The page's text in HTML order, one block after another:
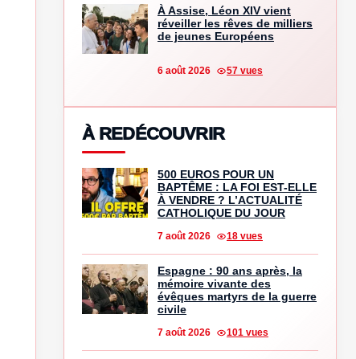
À Assise, Léon XIV vient
réveiller les rêves de milliers
de jeunes Européens
6 août 2026 57 vues
À REDÉCOUVRIR
500 EUROS POUR UN
BAPTÊME : LA FOI EST-ELLE
À VENDRE ? L’ACTUALITÉ
CATHOLIQUE DU JOUR
7 août 2026 18 vues
Espagne : 90 ans après, la
mémoire vivante des
évêques martyrs de la guerre
civile
7 août 2026 101 vues